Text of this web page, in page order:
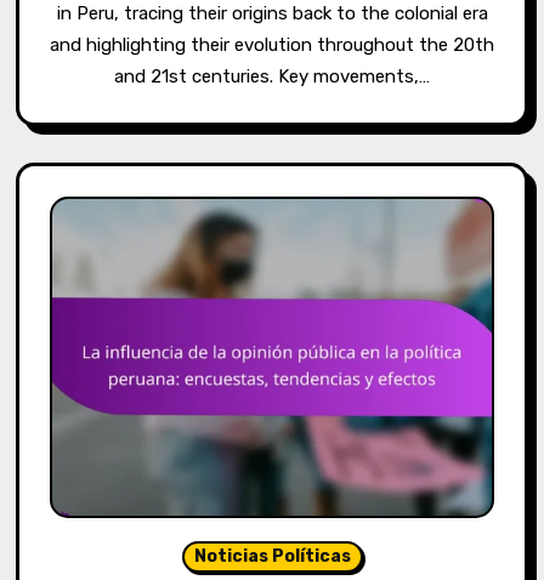
in Peru, tracing their origins back to the colonial era
and highlighting their evolution throughout the 20th
and 21st centuries. Key movements,…
Noticias Políticas